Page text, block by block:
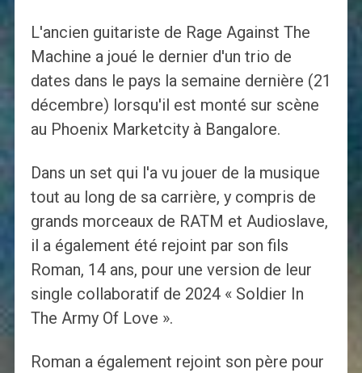
L'ancien guitariste de Rage Against The
Machine a joué le dernier d'un trio de
dates dans le pays la semaine dernière (21
décembre) lorsqu'il est monté sur scène
au Phoenix Marketcity à Bangalore.
Dans un set qui l'a vu jouer de la musique
tout au long de sa carrière, y compris de
grands morceaux de RATM et Audioslave,
il a également été rejoint par son fils
Roman, 14 ans, pour une version de leur
single collaboratif de 2024 « Soldier In
The Army Of Love ».
Roman a également rejoint son père pour